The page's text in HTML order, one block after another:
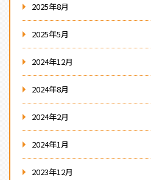
2025年8月
2025年5月
2024年12月
2024年8月
2024年2月
2024年1月
2023年12月